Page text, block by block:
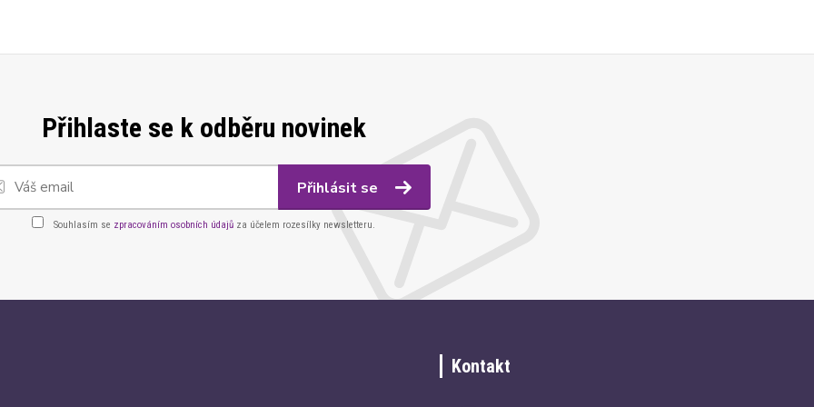
Přihlaste se k odběru novinek
Přihlásit se
Souhlasím se zpracováním osobních údajů za účelem rozesílky newsletteru.
Kontakt